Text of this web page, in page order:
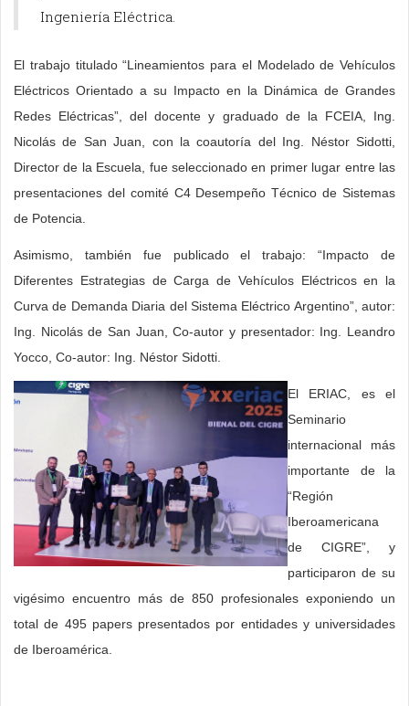
Ingeniería Eléctrica.
El trabajo titulado “Lineamientos para el Modelado de Vehículos
Eléctricos Orientado a su Impacto en la Dinámica de Grandes
Redes Eléctricas”, del docente y graduado de la FCEIA, Ing.
Nicolás de San Juan, con la coautoría del Ing. Néstor Sidotti,
Director de la Escuela, fue seleccionado en primer lugar entre las
presentaciones del comité C4 Desempeño Técnico de Sistemas
de Potencia.
Asimismo, también fue publicado el trabajo: “Impacto de
Diferentes Estrategias de Carga de Vehículos Eléctricos en la
Curva de Demanda Diaria del Sistema Eléctrico Argentino”, autor:
Ing. Nicolás de San Juan, Co-autor y presentador: Ing. Leandro
Yocco, Co-autor: Ing. Néstor Sidotti.
El ERIAC, es el
Seminario
internacional más
importante de la
“Región
Iberoamericana
de CIGRE”, y
participaron de su
vigésimo encuentro más de 850 profesionales exponiendo un
total de 495 papers presentados por entidades y universidades
de Iberoamérica.